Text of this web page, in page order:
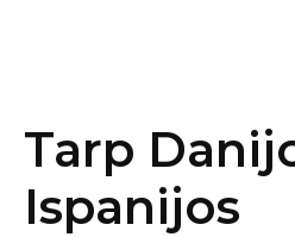
Tarp
Ispanijos